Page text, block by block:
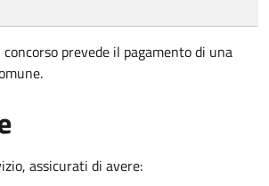
prevede il pagamento di una
assicurati di avere: